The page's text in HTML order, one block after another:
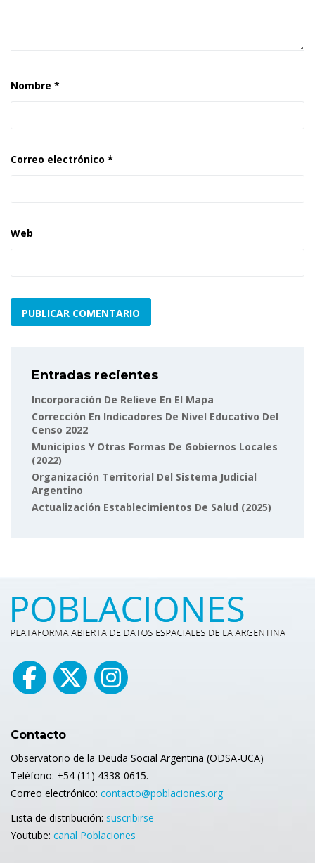
Nombre *
Correo electrónico *
Web
Entradas recientes
Incorporación De Relieve En El Mapa
Corrección En Indicadores De Nivel Educativo Del
Censo 2022
Municipios Y Otras Formas De Gobiernos Locales
(2022)
Organización Territorial Del Sistema Judicial
Argentino
Actualización Establecimientos De Salud (2025)
Contacto
Observatorio de la Deuda Social Argentina (ODSA-UCA)
Teléfono: +54 (11) 4338-0615.
Correo electrónico: contacto@poblaciones.org
Lista de distribución: suscribirse
Youtube: canal Poblaciones